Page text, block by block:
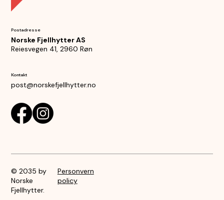
Postadresse
Norske Fjellhytter AS
Reiesvegen 41, 2960 Røn
post@norskefjellhytter.no
Kontakt
© 2035 by
Norske
Fjellhytter.
Personvern
policy